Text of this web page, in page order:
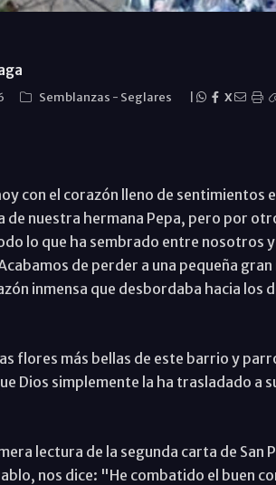
Semblanzas - Seglares X
con el corazón lleno de sentimientos
de nuestra hermana Pepa, pero por
lo que ha sembrado entre nosotros
de perder a una pequeña
inmensa que desbordaba hacia los
flores más bellas de este barrio y
Dios simplemente la ha trasladado a
lectura de la segunda carta de San
nos dice: "He combatido el buen